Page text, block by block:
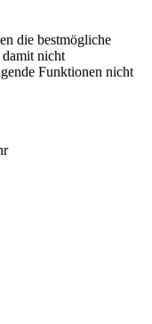
die bestmögliche
nicht
Funktionen nicht